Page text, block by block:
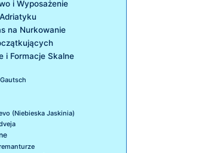
i Wyposażenie
na Nurkowanie
i Formacje Skalne
(Niebieska Jaskinia)